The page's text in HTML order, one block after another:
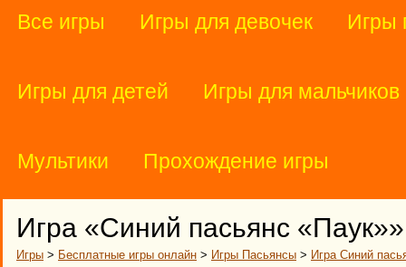
Все игры Игры для девочек Игры
Игры для детей Игры для мальчиков
Мультики Прохождение игры
Игра «Синий пасьянс «Паук»»
Игры > Бесплатные игры онлайн > Игры Пасьянсы > Игра Синий